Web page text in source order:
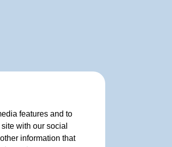
features and to
with our social
information that